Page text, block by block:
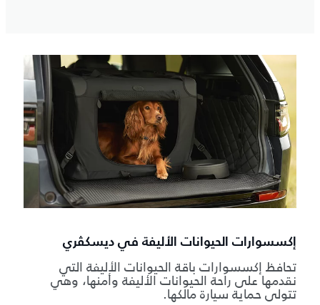
إكسسوارات الحيوانات الأليفة في ديسكڤري
تحافظ إكسسوارات باقة الحيوانات الأليفة التي
نقدمها على راحة الحيوانات الأليفة وأمنها، وهي
تتولى حماية سيارة مالكها.